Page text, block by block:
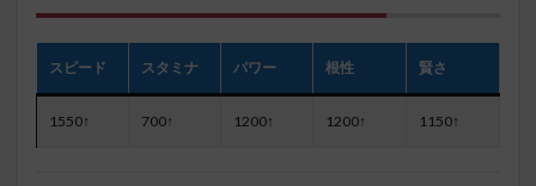
スピード スタミナ パワー 根性 賢さ
1550↑ 700↑ 1200↑ 1200↑ 1150↑